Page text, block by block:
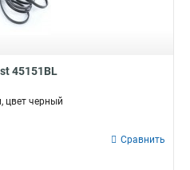
45151BL
цвет черный
Сравнить